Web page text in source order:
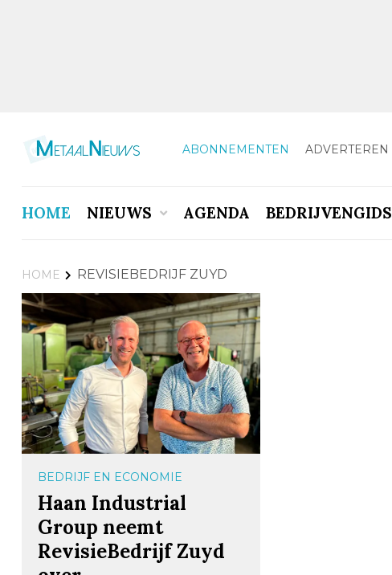
ABONNEMENTEN ADVERTEREN
HOME NIEUWS AGENDA BEDRIJVENGIDS
HOME REVISIEBEDRIJF ZUYD
BEDRIJF EN ECONOMIE
Haan Industrial
Group neemt
RevisieBedrijf Zuyd